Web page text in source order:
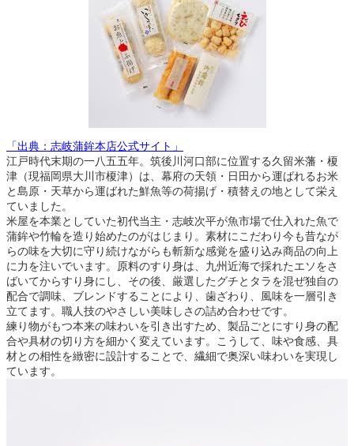
「出典：志岐蒲鉾本店公式サイト」
江戸時代末期の一八五五年。筑後川河口部に位置する久留米藩・榎
津（現福岡県大川市榎津）は、幕府の天領・日田から運ばれるお米
と島原・天草から運ばれた鮮魚等の荷揚げ・積替えの地として栄え
ていました。
米屋を本業としていた初代当主・志岐次平が魚市場で仕入れた魚で
蒲鉾や竹輪を造り始めたのがはじまり。素材にこだわり今も昔なが
らの味を大切に守り続けながらも斬新な感覚を盛り込み商品の向上
に力を注いでいます。原料のすり身は、九州近海で採れたエソをさ
ばいてからすり身にし、その後、厳選したグチとタラを混ぜ独自の
配合で調味、ブレンドすることにより、歯ざわり、風味を一層引き
立てます。職人技のやさしい美味しさの詰め合わせです。
練り物がもつ本来の味わいを引き出すため、製品ごとにすり身の配
合や具材の切り方を細かく変えています。こうして、味や食感、具
材との相性を緻密に設計することで、繊細で奥深い味わいを実現し
ています。